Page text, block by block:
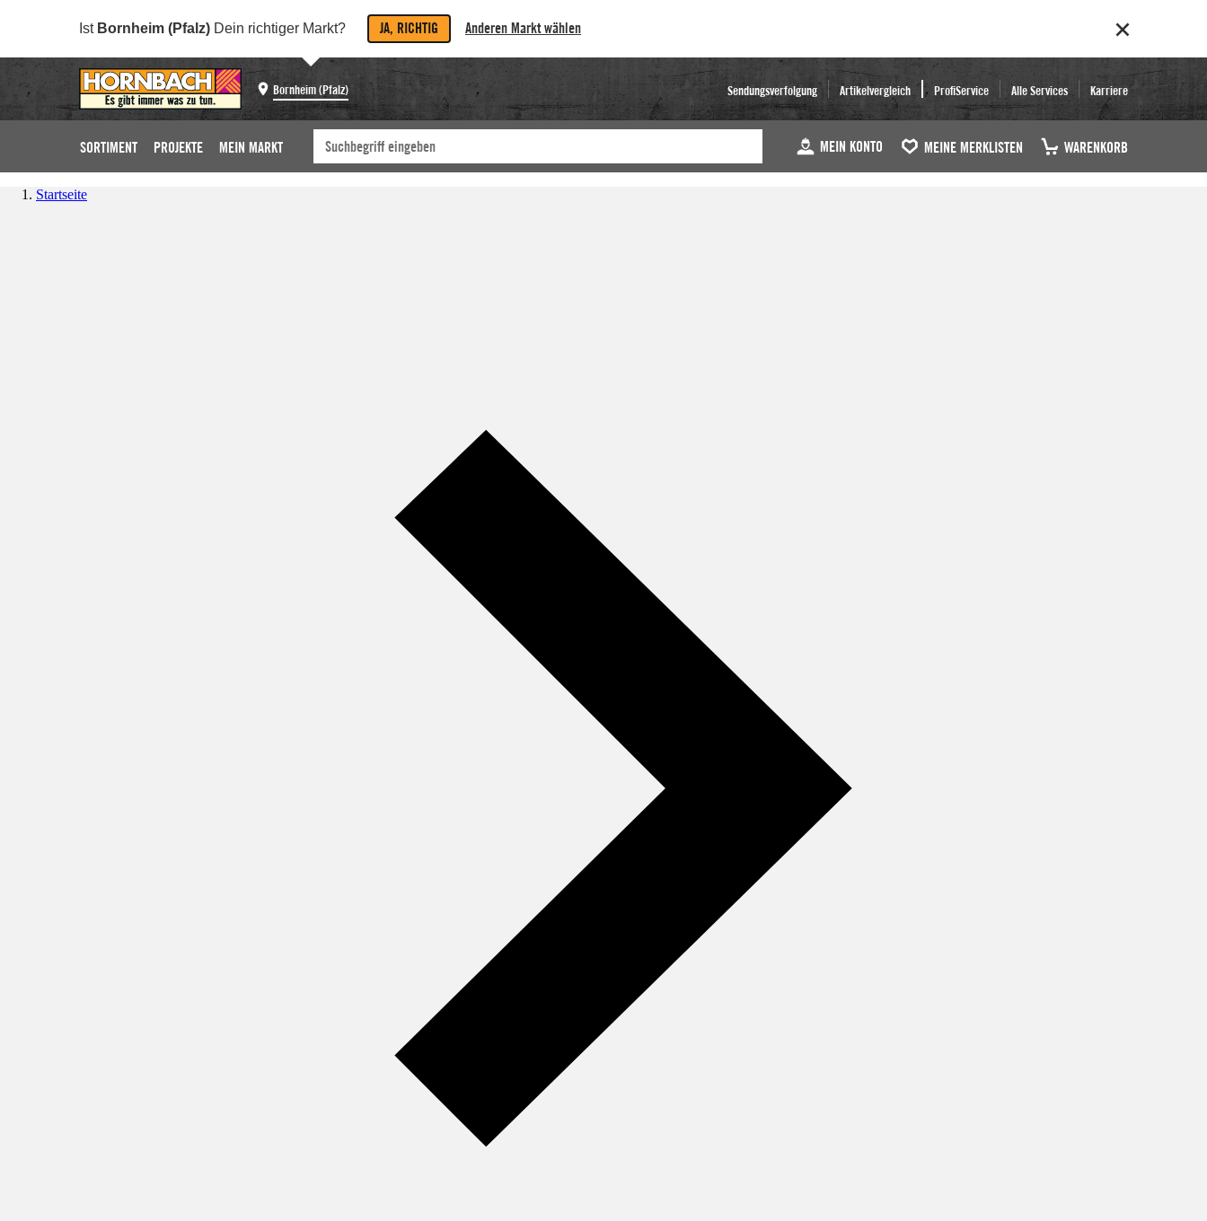
Ist Bornheim (Pfalz) Dein richtiger Markt? JA, RICHTIG Anderen Markt wählen
Bornheim (Pfalz) Sendungsverfolgung Artikelvergleich ProfiService Alle Services Karriere
SORTIMENT PROJEKTE MEIN MARKT MEIN KONTO MEINE MERKLISTEN WARENKORB
Startseite